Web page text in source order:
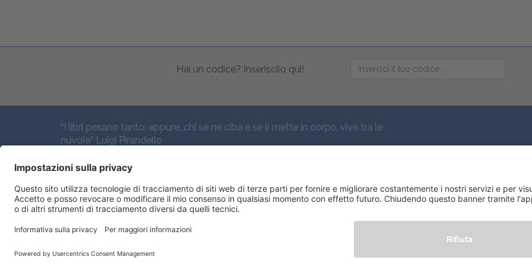
Hai un codice? Inseriscilo qui!
“I libri pesano tanto: eppure, chi se ne ciba e se li mette in corpo, vive tra le
nuvole” Luigi Pirandello
SEGUICI QUI: